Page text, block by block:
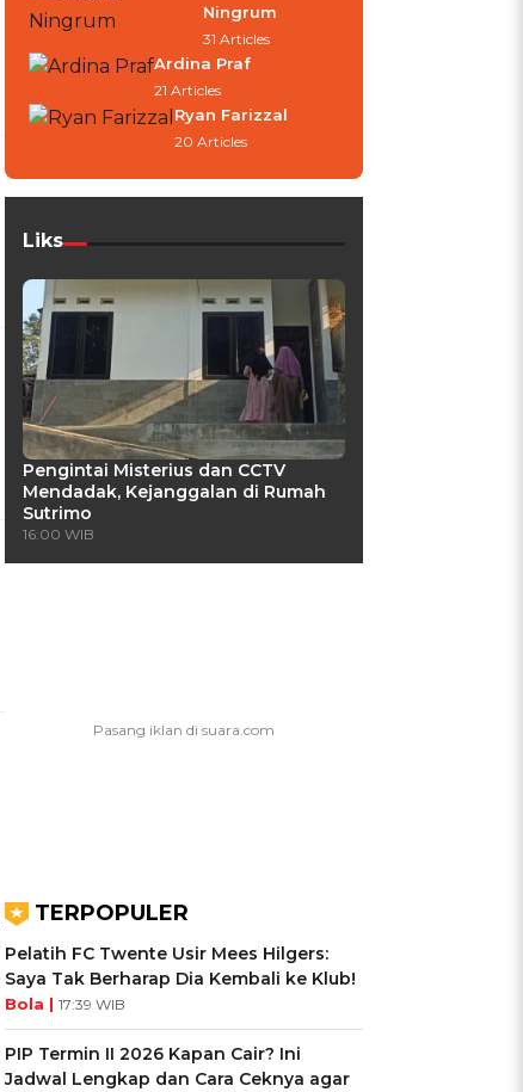
Ningrum
31 Articles
Ardina Praf
21 Articles
Ryan Farizzal
20 Articles
Liks
Pengintai Misterius dan CCTV
Mendadak, Kejanggalan di Rumah
Sutrimo
16:00 WIB
TERPOPULER
Pelatih FC Twente Usir Mees Hilgers:
Saya Tak Berharap Dia Kembali ke Klub!
Bola | 17:39 WIB
PIP Termin II 2026 Kapan Cair? Ini
Jadwal Lengkap dan Cara Ceknya agar